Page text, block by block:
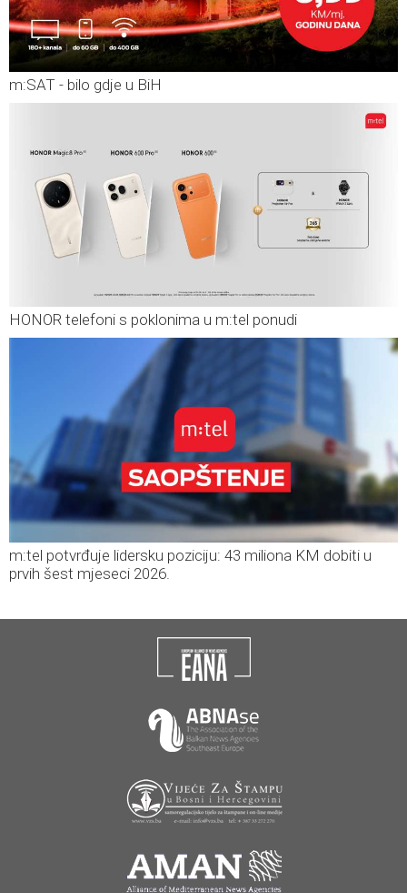
m:SAT - bilo gdje u BiH
HONOR telefoni s poklonima u m:tel ponudi
m:tel potvrđuje lidersku poziciju: 43 miliona KM dobiti u
prvih šest mjeseci 2026.